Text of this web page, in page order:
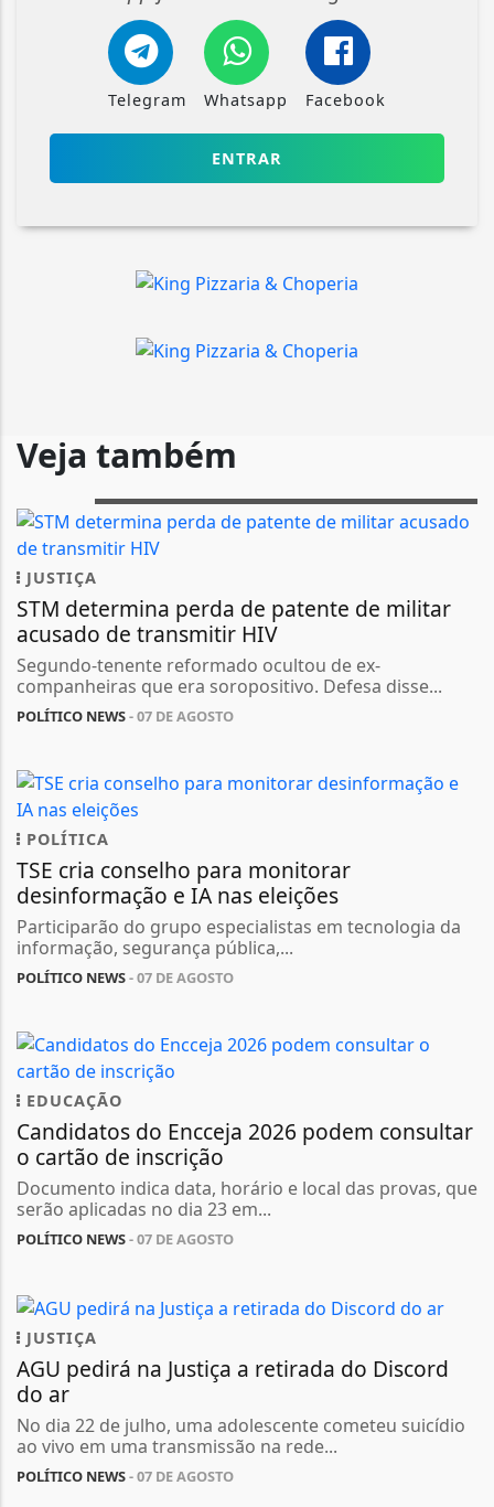
Telegram Whatsapp Facebook
ENTRAR
Veja também
JUSTIÇA
STM determina perda de patente de militar
acusado de transmitir HIV
Segundo-tenente reformado ocultou de ex-
companheiras que era soropositivo. Defesa disse...
POLÍTICO NEWS- 07 DE AGOSTO
POLÍTICA
TSE cria conselho para monitorar
desinformação e IA nas eleições
Participarão do grupo especialistas em tecnologia da
informação, segurança pública,...
POLÍTICO NEWS- 07 DE AGOSTO
EDUCAÇÃO
Candidatos do Encceja 2026 podem consultar
o cartão de inscrição
Documento indica data, horário e local das provas, que
serão aplicadas no dia 23 em...
POLÍTICO NEWS- 07 DE AGOSTO
JUSTIÇA
AGU pedirá na Justiça a retirada do Discord
do ar
No dia 22 de julho, uma adolescente cometeu suicídio
ao vivo em uma transmissão na rede...
POLÍTICO NEWS- 07 DE AGOSTO